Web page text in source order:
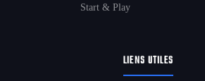
Start & Play
LIENS UTILES